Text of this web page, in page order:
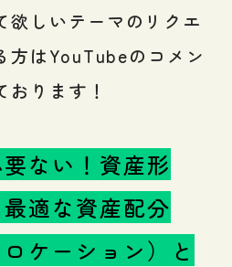
欲しいテーマのリクエ
方はYouTubeのコメン
おります！
ない！資産形
適な資産配分
ロケーション）と